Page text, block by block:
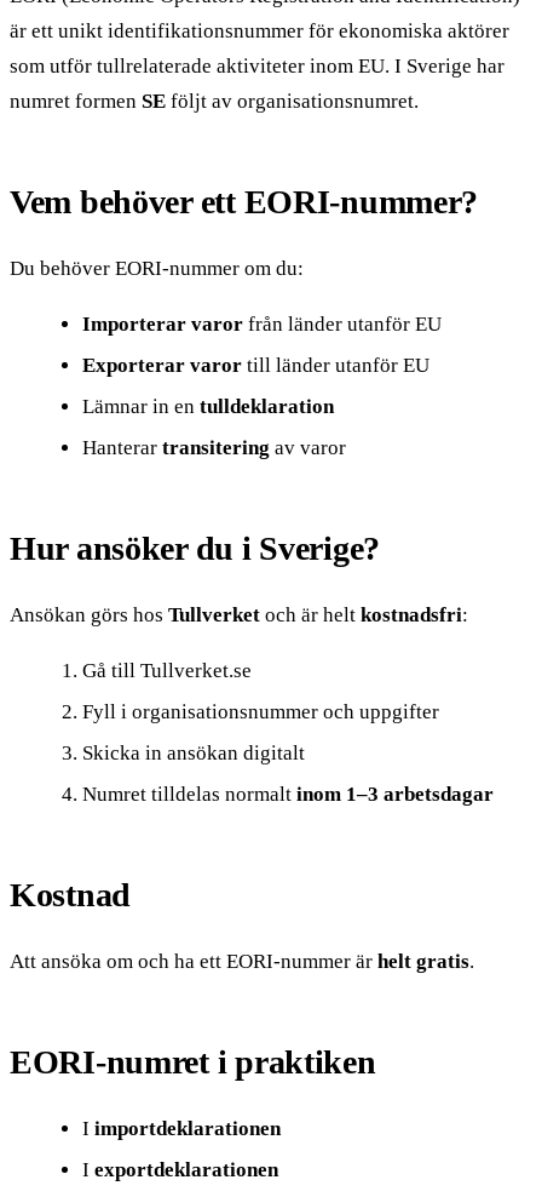
är ett unikt identifikationsnummer för ekonomiska aktörer
som utför tullrelaterade aktiviteter inom EU. I Sverige har
numret formen SE följt av organisationsnumret.
Vem behöver ett EORI-nummer?
Du behöver EORI-nummer om du:
Importerar varor från länder utanför EU
Exporterar varor till länder utanför EU
Lämnar in en tulldeklaration
Hanterar transitering av varor
Hur ansöker du i Sverige?
Ansökan görs hos Tullverket och är helt kostnadsfri:
Gå till Tullverket.se
Fyll i organisationsnummer och uppgifter
Skicka in ansökan digitalt
Numret tilldelas normalt inom 1–3 arbetsdagar
Kostnad
Att ansöka om och ha ett EORI-nummer är helt gratis.
EORI-numret i praktiken
I importdeklarationen
I exportdeklarationen